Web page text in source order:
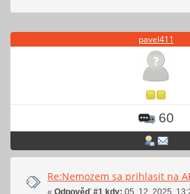
pavel411
60
Re:Nemozem sa prihlasit na
« Odpověď #1 kdy: 05. 12. 2025,